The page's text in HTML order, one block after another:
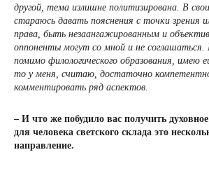
другой, тема излишне политизирована. В
стараюсь давать пояснения с точки зрения
права, быть незаангажированным и
оппоненты могут со мной и не соглашаться.
помимо филологического образования, имею
то у меня, считаю, достаточно
комментировать ряд аспектов.
– И что же побудило вас получить
для человека светского склада это
направление.